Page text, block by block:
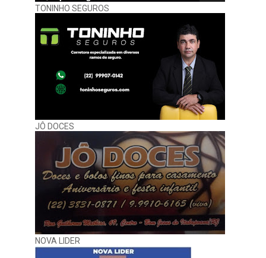
TONINHO SEGUROS
JÔ DOCES
NOVA LIDER